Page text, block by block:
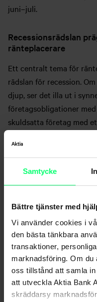
Samtycke
Bättre tjänster med
Vi använder cookies i
den bästa tänkbara
transaktioner,
marknadsföring. Om
oss tillstånd att samla
att utveckla Aktia Bank
skräddarsy
juni–juli.
Recessionsrädslan
ränteplacerare
Ett centralt tema för
rädslan för recession.
djup, ser det illa ut i
företagsobligationer
skuldsatta företag med
problem på grund av de
redan stigit. Om
undvikas, är High Yield-
Om recessionen dock
Grade-klassade papper
Goda
särskilt inom
I synnerhet de
relativt attraktiva både